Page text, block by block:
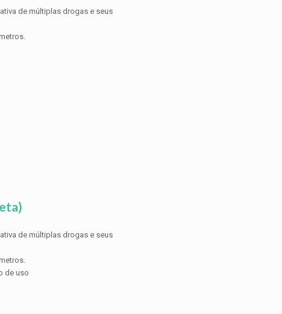
de múltiplas drogas e seus
de múltiplas drogas e seus
de uso